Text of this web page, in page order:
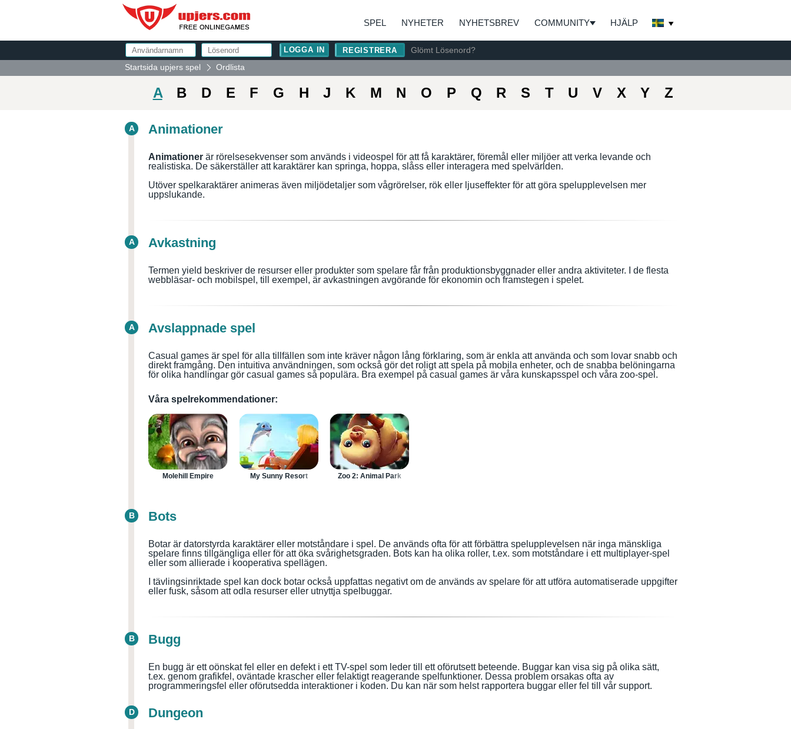
SPEL NYHETER NYHETSBREV COMMUNITY HJÄLP
REGISTRERA
Glömt Lösenord?
Startsida upjers spel
Ordlista
A B D E F G H J K M N O P Q R S T U V X Y Z
A Animationer
Animationer är rörelsesekvenser som används i videospel för att få karaktärer, föremål eller miljöer att verka levande och
realistiska. De säkerställer att karaktärer kan springa, hoppa, slåss eller interagera med spelvärlden.
Utöver spelkaraktärer animeras även miljödetaljer som vågrörelser, rök eller ljuseffekter för att göra spelupplevelsen mer
uppslukande.
A Avkastning
Termen yield beskriver de resurser eller produkter som spelare får från produktionsbyggnader eller andra aktiviteter. I de flesta
webbläsar- och mobilspel, till exempel, är avkastningen avgörande för ekonomin och framstegen i spelet.
A Avslappnade spel
Casual games är spel för alla tillfällen som inte kräver någon lång förklaring, som är enkla att använda och som lovar snabb och
direkt framgång. Den intuitiva användningen, som också gör det roligt att spela på mobila enheter, och de snabba belöningarna
för olika handlingar gör casual games så populära. Bra exempel på casual games är våra kunskapsspel och våra zoo-spel.
Våra spelrekommendationer:
Molehill Empire My Sunny Resort Zoo 2: Animal Park
B Bots
Botar är datorstyrda karaktärer eller motståndare i spel. De används ofta för att förbättra spelupplevelsen när inga mänskliga
spelare finns tillgängliga eller för att öka svårighetsgraden. Bots kan ha olika roller, t.ex. som motståndare i ett multiplayer-spel
eller som allierade i kooperativa spellägen.
I tävlingsinriktade spel kan dock botar också uppfattas negativt om de används av spelare för att utföra automatiserade uppgifter
eller fusk, såsom att odla resurser eller utnyttja spelbuggar.
B Bugg
En bugg är ett oönskat fel eller en defekt i ett TV-spel som leder till ett oförutsett beteende. Buggar kan visa sig på olika sätt,
t.ex. genom grafikfel, oväntade krascher eller felaktigt reagerande spelfunktioner. Dessa problem orsakas ofta av
programmeringsfel eller oförutsedda interaktioner i koden. Du kan när som helst rapportera buggar eller fel till vår support.
D Dungeon